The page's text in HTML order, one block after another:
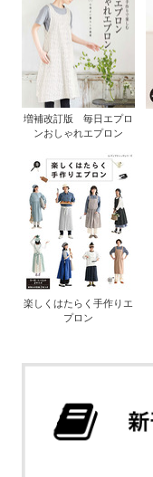
増補改訂版 毎日エプロ
ンおしゃれエプロン
楽しくはたらく手作りエ
プロン